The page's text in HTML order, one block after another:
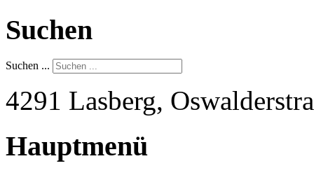
Suchen
Suchen ...
4291 Lasberg,
Hauptmenü